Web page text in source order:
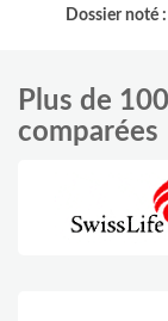
Dossier noté
Plus de
comparées